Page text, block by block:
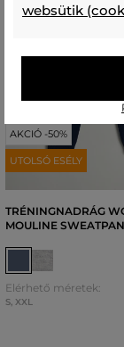
AKCIÓ -50%
UTOLSÓ ESÉLY
TRÉNINGNADRÁG
MOULINE
Elérhető méretek:
S, XXL
websütik